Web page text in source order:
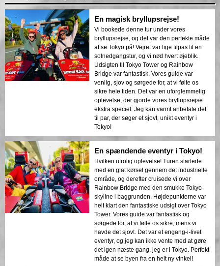
En magisk bryllupsrejse!
Vi bookede denne tur under vores
bryllupsrejse, og det var den perfekte måde
at se Tokyo på! Vejret var lige tilpas til en
solnedgangstur, og vi nød hvert øjeblik.
Udsigten til Tokyo Tower og Rainbow
Bridge var fantastisk. Vores guide var
venlig, sjov og sørgede for, at vi følte os
sikre hele tiden. Det var en uforglemmelig
oplevelse, der gjorde vores bryllupsrejse
ekstra speciel. Jeg kan varmt anbefale det
til par, der søger et sjovt, unikt eventyr i
Tokyo!
En spændende eventyr i Tokyo!
Hvilken utrolig oplevelse! Turen startede
med en glat kørsel gennem det industrielle
område, og derefter cruisede vi over
Rainbow Bridge med den smukke Tokyo-
skyline i baggrunden. Højdepunkterne var
helt klart den fantastiske udsigt over Tokyo
Tower. Vores guide var fantastisk og
sørgede for, at vi følte os sikre, mens vi
havde det sjovt. Det var et engang-i-livet
eventyr, og jeg kan ikke vente med at gøre
det igen næste gang, jeg er i Tokyo. Perfekt
måde at se byen fra en helt ny vinkel!